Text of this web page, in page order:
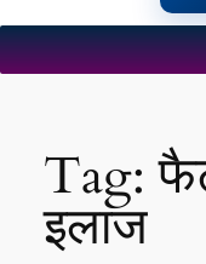
Tag:
इलाज